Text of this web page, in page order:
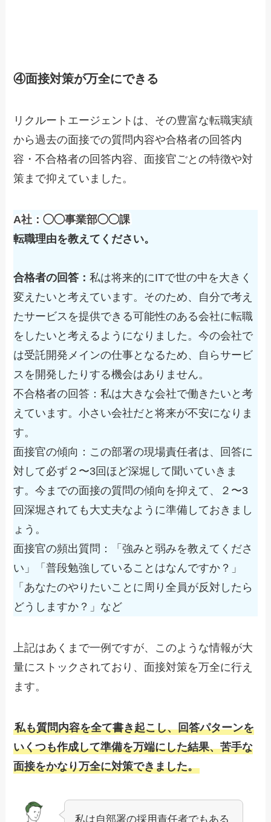
④面接対策が万全にできる
リクルートエージェントは、その豊富な転職実績
から過去の面接での質問内容や合格者の回答内
容・不合格者の回答内容、面接官ごとの特徴や対
策まで抑えていました。
A社：◯◯事業部◯◯課
転職理由を教えてください。
合格者の回答：私は将来的にITで世の中を大きく
変えたいと考えています。そのため、自分で考え
たサービスを提供できる可能性のある会社に転職
をしたいと考えるようになりました。今の会社で
は受託開発メインの仕事となるため、自らサービ
スを開発したりする機会はありません。
不合格者の回答：私は大きな会社で働きたいと考
えています。小さい会社だと将来が不安になりま
す。
面接官の傾向： この部署の現場責任者は、回答に
対して必ず２〜3回ほど深堀して聞いていきま
す。今までの面接の質問の傾向を抑えて、２〜3
回深堀されても大丈夫なように準備しておきまし
ょう。
面接官の頻出質問：「強みと弱みを教えてくださ
い」「普段勉強していることはなんですか？」
「あなたのやりたいことに周り全員が反対したら
どうしますか？」など
上記はあくまで一例ですが、このような情報が大
量にストックされており、面接対策を万全に行え
ます。
私も質問内容を全て書き起こし、回答パターンを
いくつも作成して準備を万端にした結果、苦手な
面接をかなり万全に対策できました。
私は自部署の採用責任者でもある